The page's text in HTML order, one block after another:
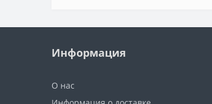
Информация
О нас